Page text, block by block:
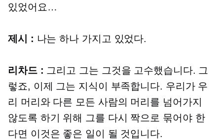
있었어요…
제시 : 나는 하나 가지고 있었다.
리차드 : 그리고 그는 그것을 고수했습니다. 그
렇죠, 이제 그는 지식이 부족합니다. 우리가 우
리 머리와 다른 모든 사람의 머리를 넘어가지
않도록 하기 위해 그를 다시 짝으로 묶어야 한
다면 이것은 좋은 일이 될 것입니다.